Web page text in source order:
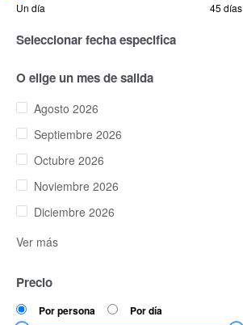
Un día 45 días
Seleccionar fecha especifica
O elige un mes de salida
Agosto 2026
Septiembre 2026
Octubre 2026
Noviembre 2026
Diciembre 2026
Ver más
Precio
Por persona Por día